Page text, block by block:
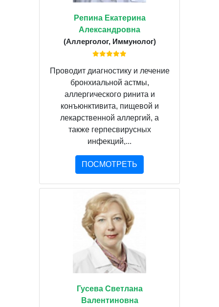
Репина Екатерина
Александровна
(Аллерголог, Иммунолог)
Проводит диагностику и лечение
бронхиальной астмы,
аллергического ринита и
конъюнктивита, пищевой и
лекарственной аллергий, а
также герпесвирусных
инфекций,...
ПОСМОТРЕТЬ
Гусева Светлана
Валентиновна